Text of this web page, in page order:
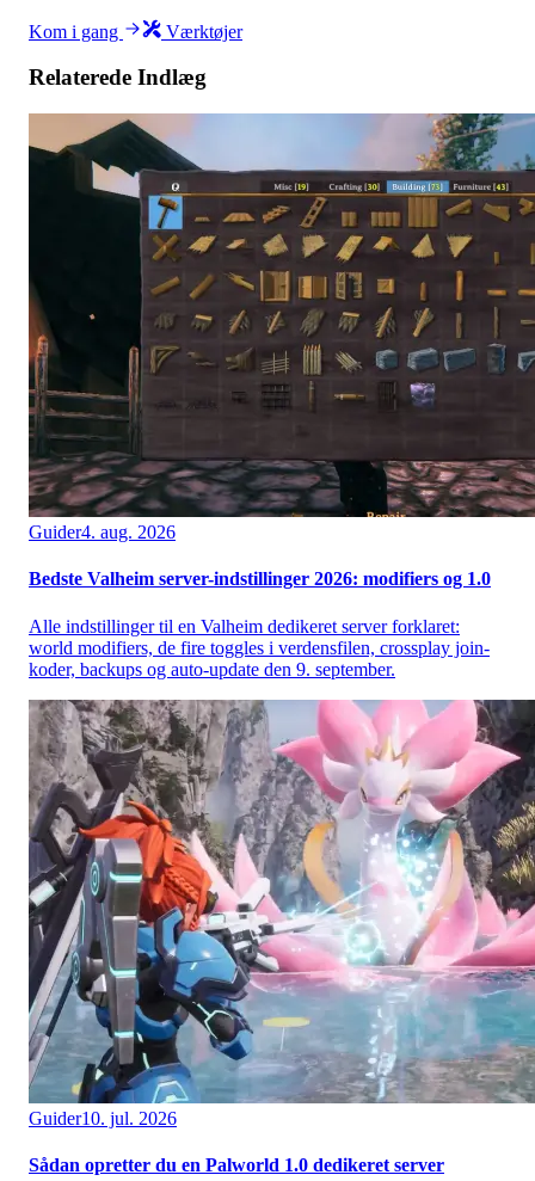
Kom i gang Værktøjer
Relaterede Indlæg
Guider4. aug. 2026
Bedste Valheim server-indstillinger 2026: modifiers og 1.0
Alle indstillinger til en Valheim dedikeret server forklaret:
world modifiers, de fire toggles i verdensfilen, crossplay join-
koder, backups og auto-update den 9. september.
Guider10. jul. 2026
Sådan opretter du en Palworld 1.0 dedikeret server